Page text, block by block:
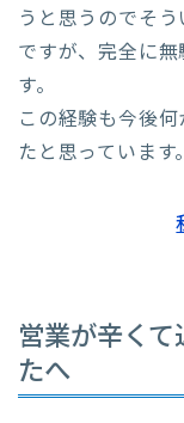
うと思うのでそ
ですが、完全に
す。
この経験も今後
たと思っています。
営業が辛く
たへ